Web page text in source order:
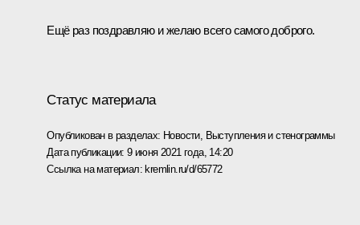
Ещё раз поздравляю и желаю всего самого доброго.
Статус материала
Опубликован в разделах: Новости, Выступления и стенограммы
Дата публикации:9 июня 2021 года, 14:20
Ссылка на материал: kremlin.ru/d/65772